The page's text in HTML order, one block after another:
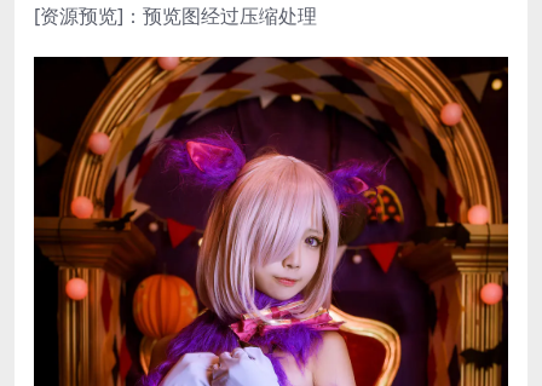
[资源预览]：预览图经过压缩处理